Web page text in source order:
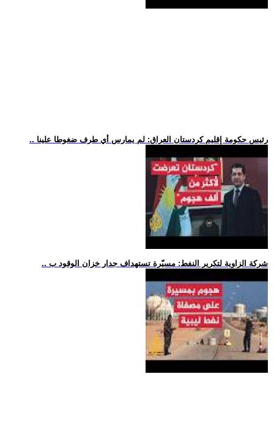
.. رئيس حكومة إقليم كردستان العراق: لم يمارس أي طرف ضغوطا علينا
.. شركة الزاوية لتكرير النفط: مسيّرة تستهداف جدار خزان الوقود ب